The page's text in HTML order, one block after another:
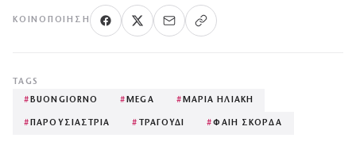
ΚΟΙΝΟΠΟΊΗΣΗ
TAGS
# BUONGIORNO # MEGA # ΜΑΡΙΑ ΗΛΙΑΚΗ
# ΠΑΡΟΥΣΙΑΣΤΡΙΑ # ΤΡΑΓΟΥΔΙ #ΦΑΙΗ ΣΚΟΡΔΑ